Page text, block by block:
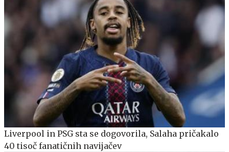
Liverpool in PSG sta se dogovorila, Salaha pričakalo
40 tisoč fanatičnih navijačev